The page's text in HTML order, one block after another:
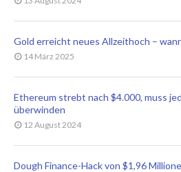
Gold erreicht neues Allzeithoch –
14 März 2025
Ethereum strebt nach $4.000, muss
überwinden
12 August 2024
Dough Finance-Hack von $1,96